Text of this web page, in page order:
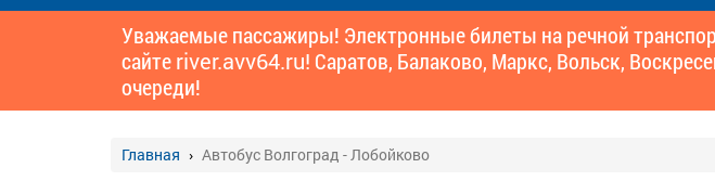
Уважаемые пассажиры! Электронные билеты на речной
сайтеriver.avv64.ru! Саратов, Балаково, Маркс, Вольск,
очереди!
Главная Автобус Волгоград - Лобойково